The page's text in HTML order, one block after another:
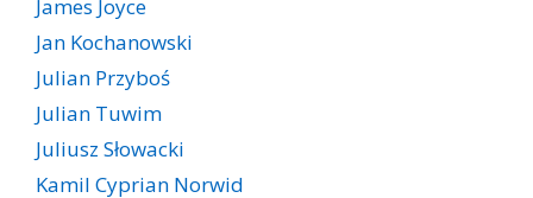
James Joyce
Jan Kochanowski
Julian Przyboś
Julian Tuwim
Juliusz Słowacki
Kamil Cyprian Norwid